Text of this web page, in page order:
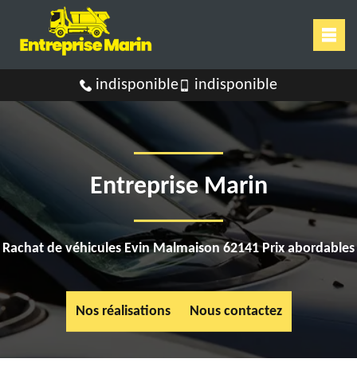
indisponible indisponible
Entreprise Marin
Rachat de véhicules Evin Malmaison 62141 Prix abordables
Nos réalisations Nous contactez